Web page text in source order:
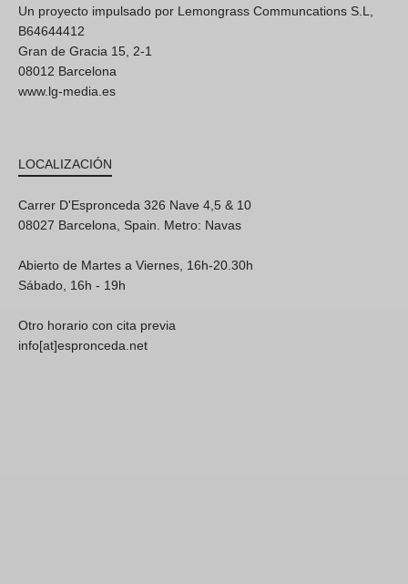
Un proyecto impulsado por Lemongrass Communcations S.L,
B64644412
Gran de Gracia 15, 2-1
08012 Barcelona
www.lg-media.es
LOCALIZACIÓN
Carrer D'Espronceda 326 Nave 4,5 & 10
08027 Barcelona, Spain. Metro: Navas
Abierto de Martes a Viernes, 16h-20.30h
Sábado, 16h - 19h
Otro horario con cita previa
info[at]espronceda.net